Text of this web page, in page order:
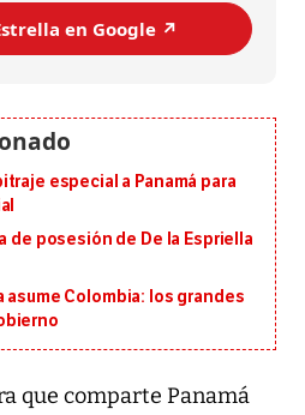
en Google ↗️
especial a Panamá para
de posesión de De la Espriella
asume Colombia: los grandes
que comparte Panamá